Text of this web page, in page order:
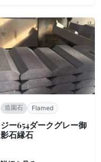
造園石 Flamed
ジー654ダークグレー御
影石縁石